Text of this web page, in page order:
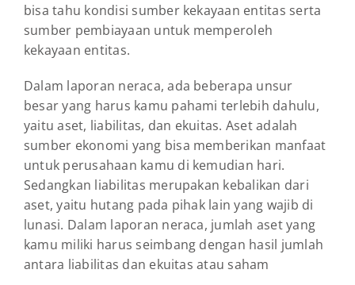
bisa tahu kondisi sumber kekayaan entitas serta
sumber pembiayaan untuk memperoleh
kekayaan entitas.
Dalam laporan neraca, ada beberapa unsur
besar yang harus kamu pahami terlebih dahulu,
yaitu aset, liabilitas, dan ekuitas. Aset adalah
sumber ekonomi yang bisa memberikan manfaat
untuk perusahaan kamu di kemudian hari.
Sedangkan liabilitas merupakan kebalikan dari
aset, yaitu hutang pada pihak lain yang wajib di
lunasi. Dalam laporan neraca, jumlah aset yang
kamu miliki harus seimbang dengan hasil jumlah
antara liabilitas dan ekuitas atau saham